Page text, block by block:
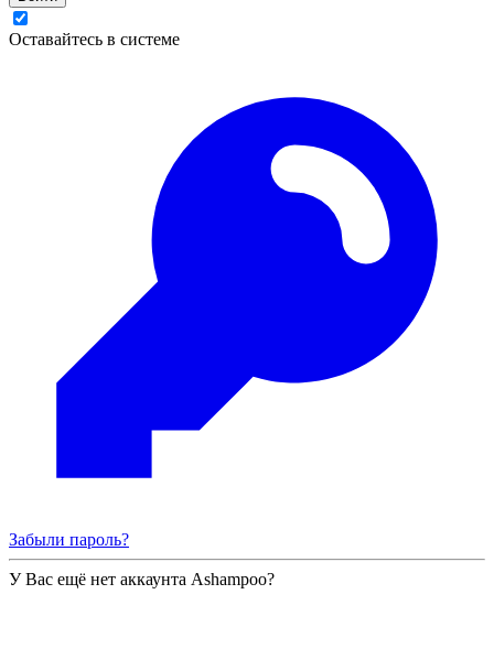
Оставайтесь в системе
Забыли пароль?
У Вас ещё нет аккаунта Ashampoo?